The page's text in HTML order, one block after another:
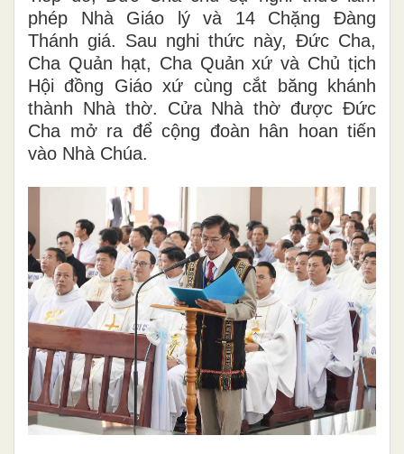
phép Nhà Giáo lý và 14 Chặng Đàng
Thánh giá. Sau nghi thức này, Đức Cha,
Cha Quản hạt, Cha Quản xứ và Chủ tịch
Hội đồng Giáo xứ cùng cắt băng khánh
thành Nhà thờ. Cửa Nhà thờ được Đức
Cha mở ra để cộng đoàn hân hoan tiến
vào Nhà Chúa.